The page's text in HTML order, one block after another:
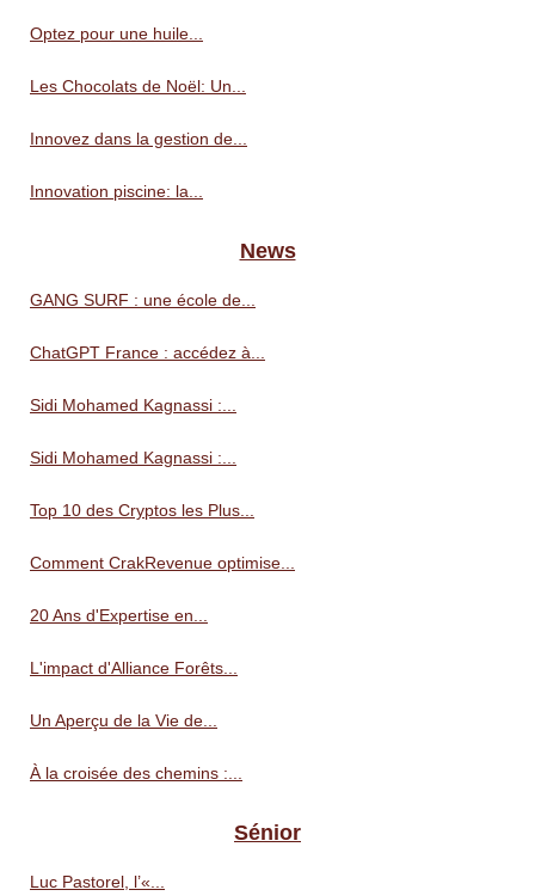
Optez pour une huile...
Les Chocolats de Noël: Un...
Innovez dans la gestion de...
Innovation piscine: la...
News
GANG SURF : une école de...
ChatGPT France : accédez à...
Sidi Mohamed Kagnassi :...
Sidi Mohamed Kagnassi :...
Top 10 des Cryptos les Plus...
Comment CrakRevenue optimise...
20 Ans d'Expertise en...
L'impact d'Alliance Forêts...
Un Aperçu de la Vie de...
À la croisée des chemins :...
Sénior
Luc Pastorel, l’«...